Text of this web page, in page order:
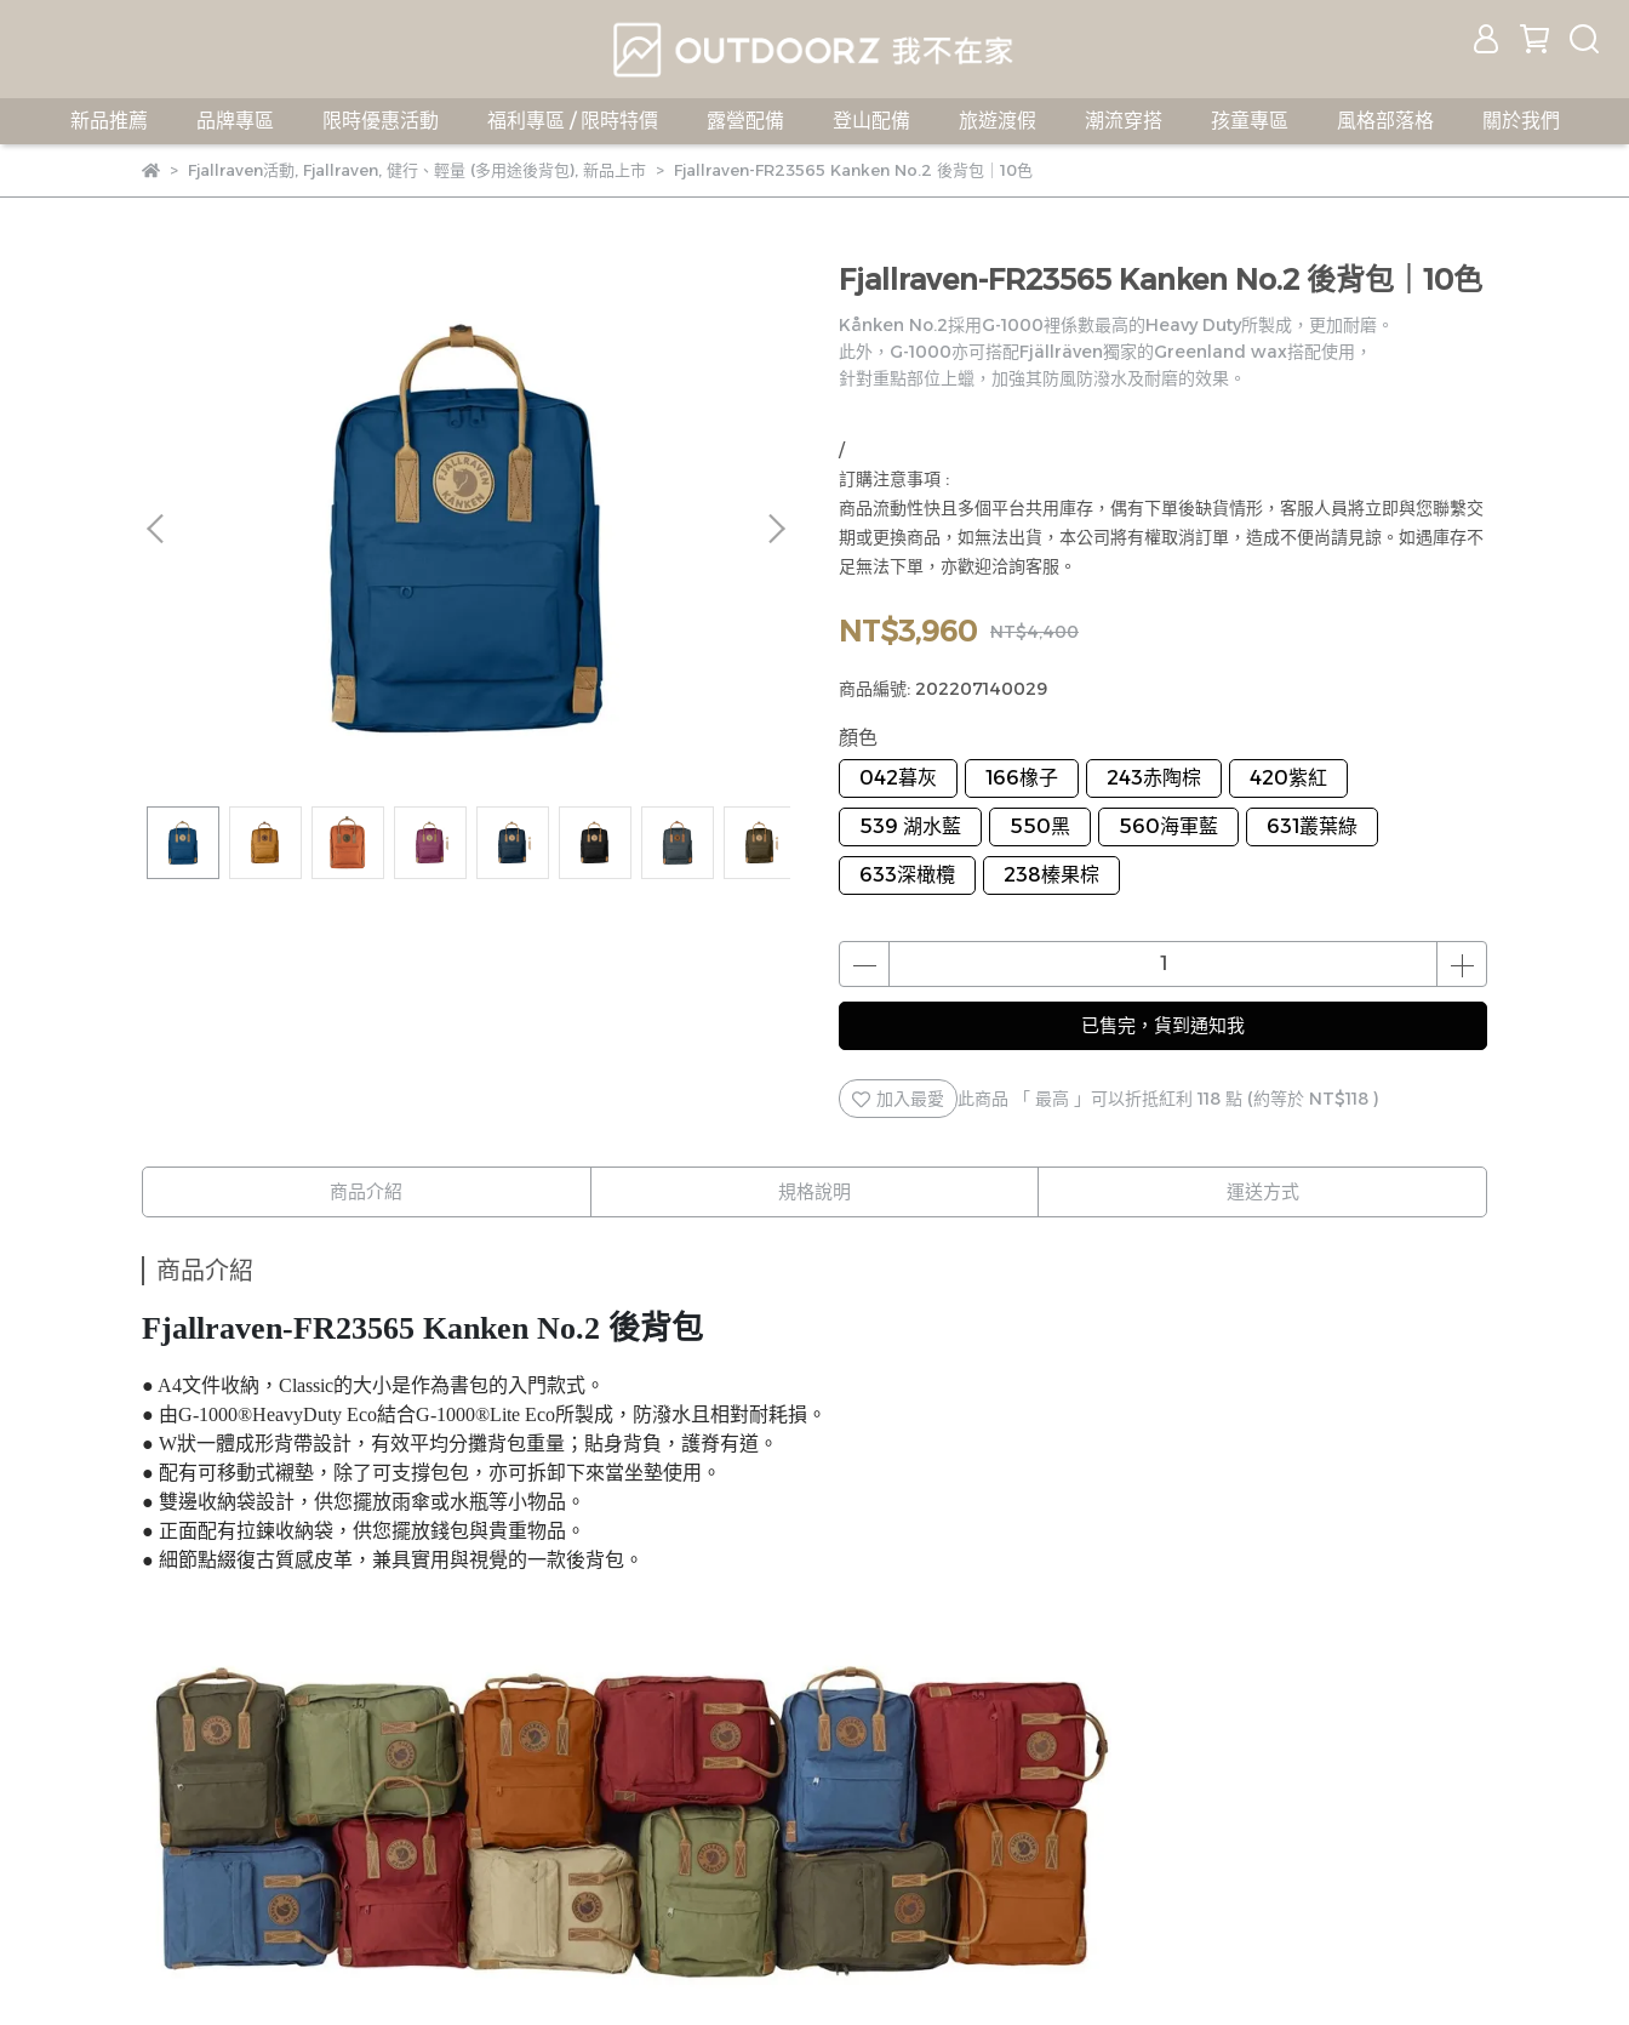
新品推薦 品牌專區 限時優惠活動 福利專區 / 限時特價 露營配備 登山配備 旅遊渡假 潮流穿搭 孩童專區 風格部落格 關於我們
Fjallraven活動 Fjallraven, 健行、輕量 (多用途後背包), 新品上市 Fjallraven-FR23565 Kanken No.2 後背包｜10色
Fjallraven-FR23565 Kanken No.2 後背包｜10色
Kånken No.2採用G-1000裡係數最高的Heavy Duty所製成，更加耐磨。
此外，G-1000亦可搭配Fjällräven獨家的Greenland wax搭配使用，
針對重點部位上蠟，加強其防風防潑水及耐磨的效果。
/
訂購注意事項 :
商品流動性快且多個平台共用庫存，偶有下單後缺貨情形，客服人員將立即與您聯繫交
期或更換商品，如無法出貨，本公司將有權取消訂單，造成不便尚請見諒。如遇庫存不
足無法下單，亦歡迎洽詢客服。
NT$3,960 NT$4,400
商品編號: 202207140029
顏色
042暮灰
166橡子 243赤陶棕 420紫紅
539 湖水藍 550黑 560海軍藍 631叢葉綠
633深橄欖 238榛果棕
已售完，貨到通知我
加入最愛 此商品 「 最高 」可以折抵紅利 118 點 (約等於 NT$118 )
商品介紹 規格說明 運送方式
商品介紹
Fjallraven-FR23565 Kanken No.2 後背包
● A4文件收納，Classic的大小是作為書包的入門款式。
● 由G-1000®HeavyDuty Eco結合G-1000®Lite Eco所製成，防潑水且相對耐耗損。
● W狀一體成形背帶設計，有效平均分攤背包重量；貼身背負，護脊有道。
● 配有可移動式襯墊，除了可支撐包包，亦可拆卸下來當坐墊使用。
● 雙邊收納袋設計，供您擺放雨傘或水瓶等小物品。
● 正面配有拉鍊收納袋，供您擺放錢包與貴重物品。
● 細節點綴復古質感皮革，兼具實用與視覺的一款後背包。